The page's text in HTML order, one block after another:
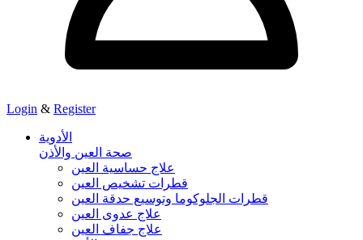
Login & Register
الأدوية
صحة العين والأذن
علاج حساسية العين
قطرات تشخيص العين
قطرات الجلوكوما وتوسيع حدقة العين
علاج عدوى العين
علاج جفاف العين